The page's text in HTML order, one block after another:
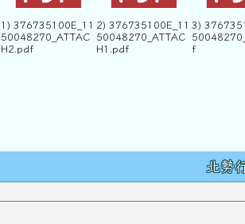
1) 376735100E_11
50048270_ATTAC
H2.pdf
2) 376735100E_11
50048270_ATTAC
H1.pdf
3)
f
北勢